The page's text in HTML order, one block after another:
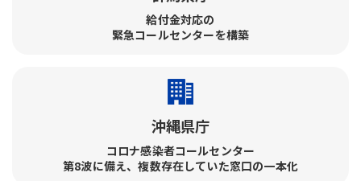
給付金対応の
緊急コールセンターを構築
沖縄県庁
コロナ感染者コールセンター​
第8波に備え、複数存在していた窓口の一本化